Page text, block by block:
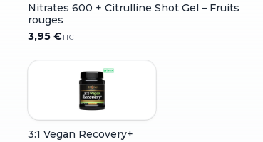
Nitrates 600 + Citrulline Shot Gel – Fruits
rouges
3,95 €TTC
3:1 Vegan Recovery+